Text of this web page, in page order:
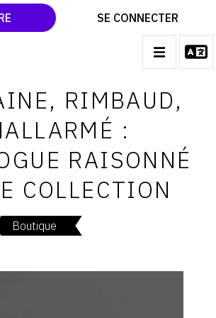
SE CONNECTER
RAISONNÉS
LES EXPOSITIONS
LES VERNISSAGES
DES EXPOSITIONS
DU MONDE DE L'ART
RIMBAUD,
:
RAISONNÉ
COLLECTION
Boutique